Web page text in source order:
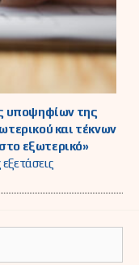
υποψηφίων της
και τέκνων
εξωτερικό»